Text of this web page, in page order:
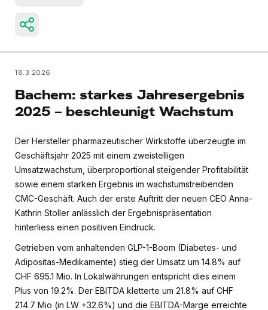
18.3.2026
Bachem: starkes Jahresergebnis
2025 – beschleunigt Wachstum
Der Hersteller pharmazeutischer Wirkstoffe überzeugte im
Geschäftsjahr 2025 mit einem zweistelligen
Umsatzwachstum, überproportional steigender Profitabilität
sowie einem starken Ergebnis im wachstumstreibenden
CMC-Geschäft. Auch der erste Auftritt der neuen CEO Anna-
Kathrin Stoller anlässlich der Ergebnispräsentation
hinterliess einen positiven Eindruck.
Getrieben vom anhaltenden GLP-1-Boom (Diabetes- und
Adipositas-Medikamente) stieg der Umsatz um 14.8% auf
CHF 695.1 Mio. In Lokalwährungen entspricht dies einem
Plus von 19.2%. Der EBITDA kletterte um 21.8% auf CHF
214.7 Mio (in LW +32.6%) und die EBITDA-Marge erreichte